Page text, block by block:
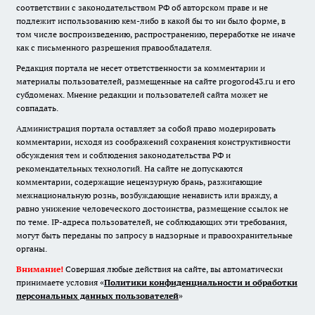
соответствии с законодательством РФ об авторском праве и не
подлежит использованию кем-либо в какой бы то ни было форме, в
том числе воспроизведению, распространению, переработке не иначе
как с письменного разрешения правообладателя.
Редакция портала не несет ответственности за комментарии и
материалы пользователей, размещенные на сайте progorod43.ru и его
субдоменах. Мнение редакции и пользователей сайта может не
совпадать.
Администрация портала оставляет за собой право модерировать
комментарии, исходя из соображений сохранения конструктивности
обсуждения тем и соблюдения законодательства РФ и
рекомендательных технологий. На сайте не допускаются
комментарии, содержащие нецензурную брань, разжигающие
межнациональную рознь, возбуждающие ненависть или вражду, а
равно унижение человеческого достоинства, размещение ссылок не
по теме. IP-адреса пользователей, не соблюдающих эти требования,
могут быть переданы по запросу в надзорные и правоохранительные
органы.
Внимание! Совершая любые действия на сайте, вы автоматически
принимаете условия «Политики конфиденциальности и обработки
персональных данных пользователей»